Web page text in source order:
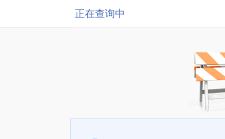
正在查询中